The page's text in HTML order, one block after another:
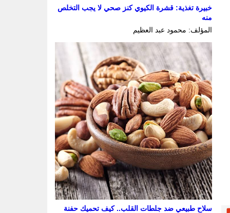
خبيرة تغذية: قشرة الكيوي كنز صحي لا يجب التخلص
منه
المؤلف: محمود عبد العظيم
سلاح طبيعي ضد جلطات القلب.. كيف تحميك حفنة